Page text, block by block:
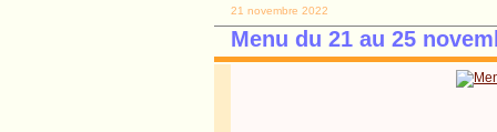
21 novembre 2022
Menu du 21 au 25